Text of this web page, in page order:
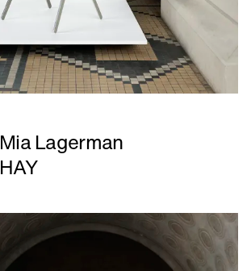
Mia Lagerman
HAY